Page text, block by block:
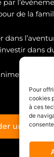
Pour
cookies
à ces
de
de la
dans
dans
et qui
un devis